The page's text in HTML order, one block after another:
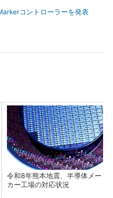
コントローラーを発表
令和8年熊本地震、半導体メー
カー工場の対応状況